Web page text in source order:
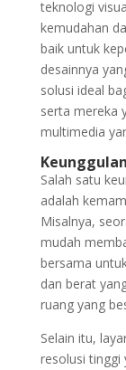
teknologi
kemudahan
baik untuk
desainnya
solusi ideal
serta mereka
multimedia
Salah satu
adalah
Misalnya,
mudah
bersama
dan berat
ruang yang
Selain itu,
resolusi tinggi